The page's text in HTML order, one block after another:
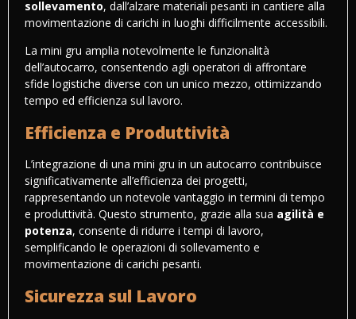
sollevamento, dall’alzare materiali pesanti in cantiere alla
movimentazione di carichi in luoghi difficilmente accessibili.
La mini gru amplia notevolmente le funzionalità
dell’autocarro, consentendo agli operatori di affrontare
sfide logistiche diverse con un unico mezzo, ottimizzando
tempo ed efficienza sul lavoro.
Efficienza e Produttività
L’integrazione di una mini gru in un autocarro contribuisce
significativamente all’efficienza dei progetti,
rappresentando un notevole vantaggio in termini di tempo
e produttività. Questo strumento, grazie alla sua agilità e
potenza, consente di ridurre i tempi di lavoro,
semplificando le operazioni di sollevamento e
movimentazione di carichi pesanti.
Sicurezza sul Lavoro